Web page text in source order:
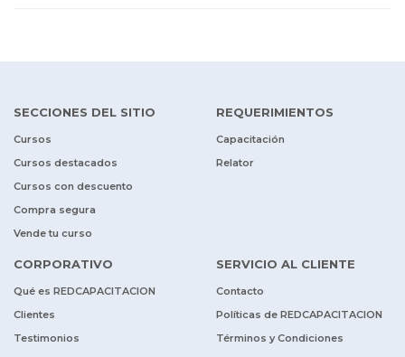
SECCIONES DEL SITIO
Cursos
Cursos destacados
Cursos con descuento
Compra segura
Vende tu curso
REQUERIMIENTOS
Capacitación
Relator
CORPORATIVO
Qué es REDCAPACITACION
Clientes
Testimonios
SERVICIO AL CLIENTE
Contacto
Políticas de REDCAPACITACION
Términos y Condiciones